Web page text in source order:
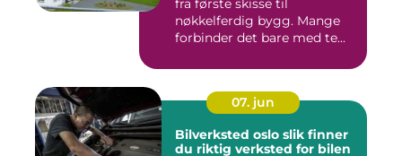
fra første skisse til
nøkkelferdig bygg. Mange
forbinder det bare med te...
07. jun
Bilverksted oslo slik finner
du riktig verksted for bilen